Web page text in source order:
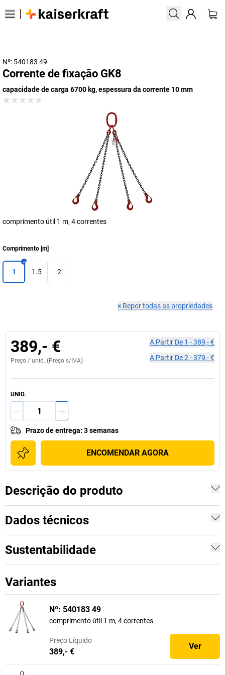
Nº: 540183 49
Corrente de fixação GK8
capacidade de carga 6700 kg, espessura da corrente 10 mm
comprimento útil 1 m, 4 correntes
Comprimento [m]
1 1.5 2
× Repor todas as propriedades
389,- €
Preço / unid. (Preço s/IVA)
A Partir De 1 -389,- €
A Partir De2 -379,- €
UNID.
Prazo de entrega: 3 semanas
ENCOMENDAR AGORA
Descrição do produto
Dados técnicos
Sustentabilidade
Variantes
Nº: 540183 49
comprimento útil 1 m, 4 correntes
Preço Líquido
389,- €
Ver